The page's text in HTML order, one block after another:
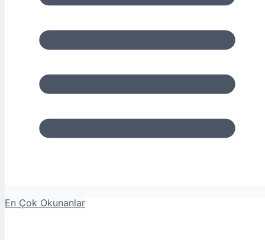
En Çok Okunanlar